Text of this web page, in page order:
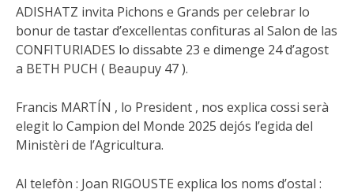
ADISHATZ invita Pichons e Grands per celebrar lo
bonur de tastar d’excellentas confituras al Salon de las
CONFITURIADES lo dissabte 23 e dimenge 24 d’agost
a BETH PUCH ( Beaupuy 47 ).
Francis MARTÍN , lo President , nos explica cossi serà
elegit lo Campion del Monde 2025 dejós l’egida del
Ministèri de l’Agricultura.
Al telefòn : Joan RIGOUSTE explica los noms d’ostal :